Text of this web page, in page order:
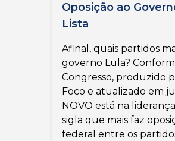
Oposição ao
Lista
Afinal, quais partidos
governo Lula?
Congresso, produzido
Foco e atualizado em
NOVO está na
sigla que mais faz
federal entre os